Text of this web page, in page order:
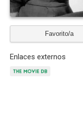
Favorito/a
Enlaces externos